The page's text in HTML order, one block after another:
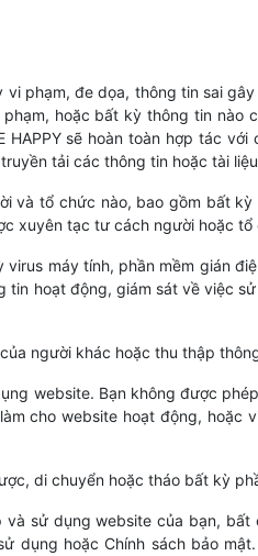
phạm, đe dọa, thông tin sai
hoặc bất kỳ thông tin nào
sẽ hoàn toàn hợp tác
tải các thông tin hoặc tài
và tổ chức nào, bao gồm bất
xuyên tạc tư cách người hoặc
máy tính, phần mềm gián
hoạt động, giám sát về việc
người khác hoặc thu thập
website. Bạn không được
cho website hoạt động, hoặc
di chuyển hoặc tháo bất kỳ
sử dụng website của bạn,
dụng hoặc Chính sách bảo